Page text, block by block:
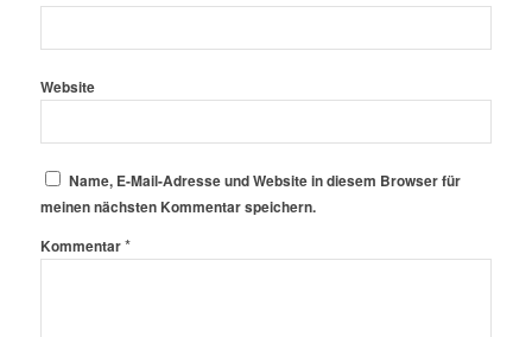
Website
Name, E-Mail-Adresse und Website in diesem Browser für
meinen nächsten Kommentar speichern.
Kommentar*